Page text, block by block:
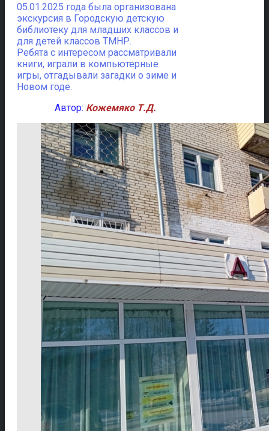
05.01.2025 года была организована
экскурсия в Городскую детскую
библиотеку для младших классов и
для детей классов ТМНР.
Ребята с интересом рассматривали
книги, играли в компьютерные
игры, отгадывали загадки о зиме и
Новом годе.
Автор: Кожемяко Т.Д.